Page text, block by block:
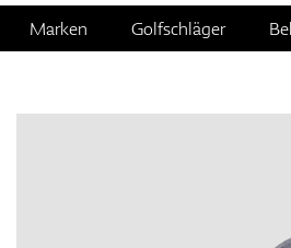
Marken Golfschläger